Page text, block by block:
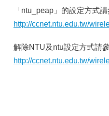
「ntu_peap」的設定方式請
http://ccnet.ntu.edu.tw/
解除NTU及ntu設定方式請參
http://ccnet.ntu.edu.tw/